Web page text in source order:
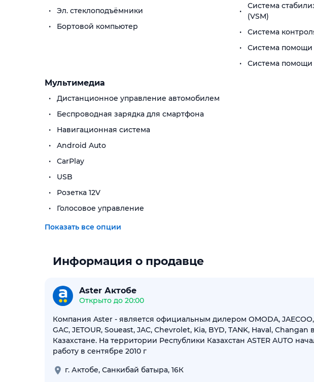
Эл. стеклоподъёмники
Бортовой компьютер
Система
(VSM)
Система
Система помощи
Система помощи
Мультимедиа
Дистанционное управление автомобилем
Беспроводная зарядка для смартфона
Навигационная система
Android Auto
CarPlay
USB
Розетка 12V
Голосовое управление
Показать все опции
Информация о продавце
Aster Актобе
Открыто до 20:00
Компания Aster - является официальным дилером OMODA,
GAC, JETOUR, Soueast, JAC, Chevrolet, Kia, BYD, TANK, Haval, Changan в
Казахстане. На территории Республики Казахстан ASTER AUTO
работу в сентябре 2010 г
г. Актобе, Санкибай батыра, 16К